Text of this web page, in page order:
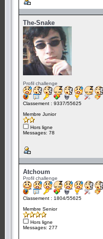
The-Snake
Profil challenge
Classement : 9337/55625
Membre Junior
Hors ligne
Messages: 78
Atchoum
Profil challenge
Classement : 1804/55625
Membre Senior
Hors ligne
Messages: 277